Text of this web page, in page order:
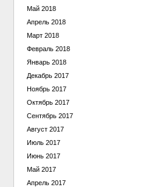
Май 2018
Апрель 2018
Март 2018
Февраль 2018
Январь 2018
Декабрь 2017
Ноябрь 2017
Октябрь 2017
Сентябрь 2017
Август 2017
Июль 2017
Июнь 2017
Май 2017
Апрель 2017